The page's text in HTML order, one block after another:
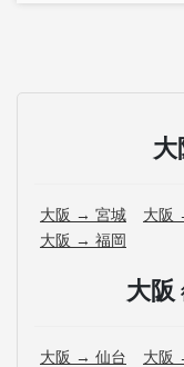
大
大阪 → 宮城 大阪
大阪 → 福岡
大阪
大阪 → 仙台 大阪